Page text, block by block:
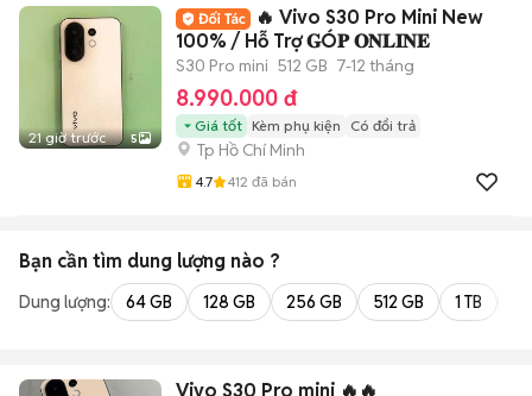
21 giờ trước 5
🔥 Vivo S30 Pro Mini New
100% / Hỗ Trợ 𝐆Ó𝐏 𝐎𝐍𝐋𝐈𝐍𝐄
S30 Pro mini 512 GB 7-12 tháng
8.990.000 đ
Giá tốt Kèm phụ kiện Có đổi trả
Tp Hồ Chí Minh
4.7 412 đã bán
Bạn cần tìm dung lượng nào ?
Dung lượng: 64 GB 128 GB 256 GB 512 GB 1 TB
Vivo S30 Pro mini 🔥🔥